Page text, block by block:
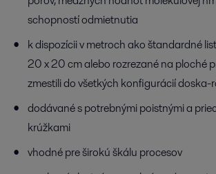
schopností odmietnutia
k dispozícii v metroch ako štandardné
20 x 20 cm alebo rozrezané na ploché
zmestili do všetkých konfigurácií doska-
dodávané s potrebnými poistnými a
krúžkami
vhodné pre širokú škálu procesov